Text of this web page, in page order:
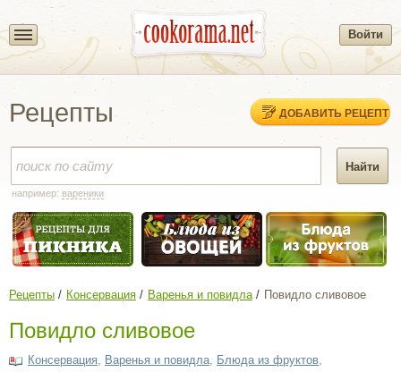
Войти
Рецепты ДОБАВИТЬ РЕЦЕПТ
например: вареники
Рецепты Консервация Варенья и повидла Повидло сливовое
Повидло сливовое
Консервация Варенья и повидла Блюда из фруктов